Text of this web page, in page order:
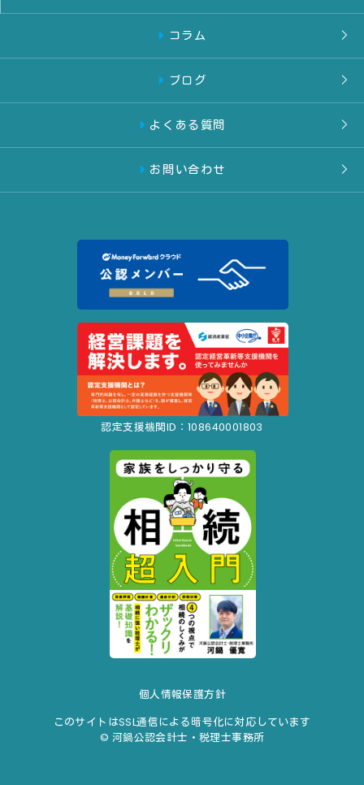
コラム
ブログ
よくある質問
お問い合わせ
認定支援機関ID：108640001803
個人情報保護方針
このサイトはSSL通信による暗号化に対応しています
© 河鍋公認会計士・税理士事務所